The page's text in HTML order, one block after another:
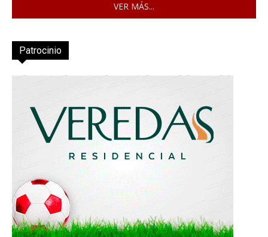
VER MÁS...
Patrocinio